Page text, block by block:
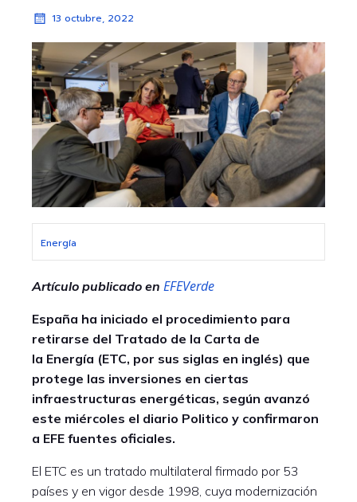
13 octubre, 2022
Energía
Artículo publicado en EFEVerde
España ha iniciado el procedimiento para
retirarse del Tratado de la Carta de
la Energía (ETC, por sus siglas en inglés) que
protege las inversiones en ciertas
infraestructuras energéticas, según avanzó
este miércoles el diario Politico y confirmaron
a EFE fuentes oficiales.
El ETC es un tratado multilateral firmado por 53
países y en vigor desde 1998, cuya modernización